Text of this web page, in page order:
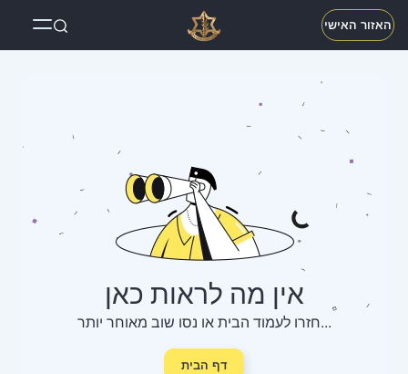
האזור האישי
אין מה לראות כאן
חזרו לעמוד הבית או נסו שוב מאוחר יותר...
דף הבית